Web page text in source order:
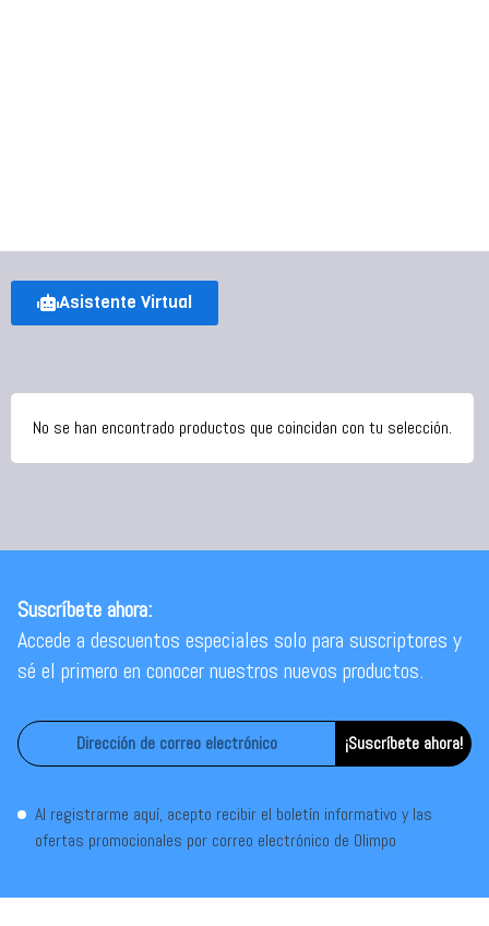
Asistente Virtual
No se han encontrado productos que coincidan con tu selección.
Suscríbete ahora:
Accede a descuentos especiales solo para suscriptores y
sé el primero en conocer nuestros nuevos productos.
¡Suscríbete ahora!
Al registrarme aquí, acepto recibir el boletín informativo y las
ofertas promocionales por correo electrónico de Olimpo